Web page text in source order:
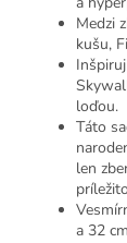
Medzi
kušu,
loďou.
Táto
len
a 32